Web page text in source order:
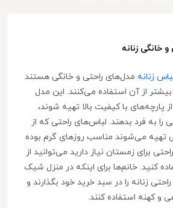
خانگی زنانه
زنانه مدل‌های راحتی و خانگی هستند
از آن استفاده می‌کنند. این مدل
پارچه‌های با کیفیت بالا تهیه شوند،
را به فرد بدهند. لباس‌های راحتی که از
می‌شوند مناسب روزهای گرم بوده
برای زمستان نیاز دارید می‌توانید از
کنید. خانم‌ها برای اینکه در منزل شیک
زنانه را در سبد خرید خود بگذارند و
و کهنه استفاده کنند.